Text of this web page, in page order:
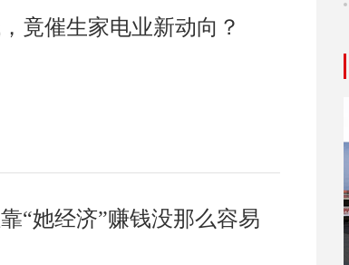
竟催生家电业新动向？
“她经济”赚钱没那么容易